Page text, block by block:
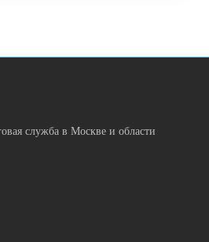
служба в Москве и области